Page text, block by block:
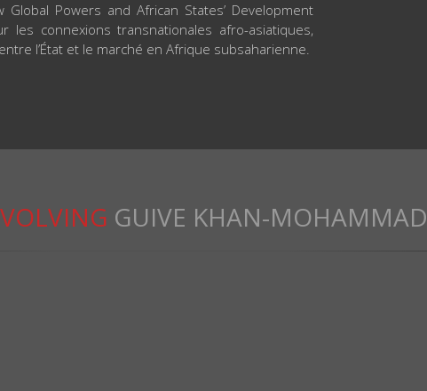
Powers and African States’ Development
les connexions transnationales afro-asiatiques,
l’État et le marché en Afrique subsaharienne.
GUIVE KHAN-MOHAMMAD